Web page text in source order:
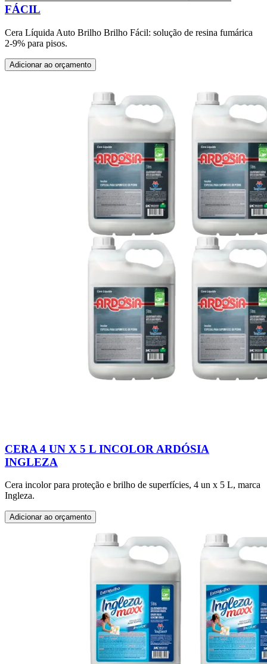
FÁCIL
Cera Líquida Auto Brilho Brilho Fácil: solução de resina fumárica
2-9% para pisos.
Adicionar ao orçamento
CERA 4 UN X 5 L INCOLOR ARDÓSIA
INGLEZA
Cera incolor para proteção e brilho de superfícies, 4 un x 5 L, marca
Ingleza.
Adicionar ao orçamento